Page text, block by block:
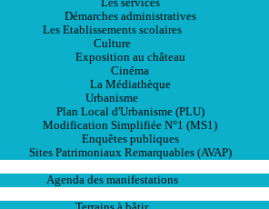
Démarches administratives
Les Etablissements scolaires
Culture
Exposition au château
Cinéma
La Médiathèque
Urbanisme
Plan Local d'Urbanisme (PLU)
Modification Simplifiée N°1 (MS1)
Enquêtes publiques
Sites Patrimoniaux Remarquables (AVAP)
Agenda des manifestations